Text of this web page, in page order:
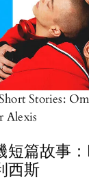
Stories:
Alexis
短篇故事
西斯